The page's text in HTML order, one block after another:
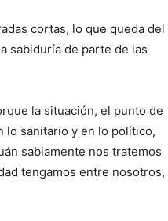
cortas, lo que queda del
sabiduría de parte de las
la situación, el punto de
lo sanitario y en lo político,
sabiamente nos tratemos
tengamos entre nosotros,